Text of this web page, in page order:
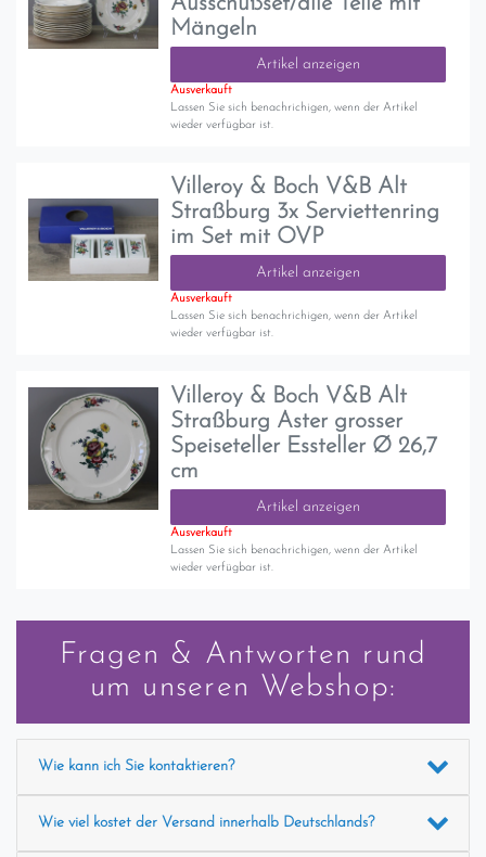
Mängeln
Artikel anzeigen
Ausverkauft
Lassen Sie sich benachrichigen, wenn der Artikel
wieder verfügbar ist.
Villeroy & Boch V&B Alt
Straßburg 3x Serviettenring
im Set mit OVP
Artikel anzeigen
Ausverkauft
Lassen Sie sich benachrichigen, wenn der Artikel
wieder verfügbar ist.
Villeroy & Boch V&B Alt
Straßburg Aster grosser
Speiseteller Essteller Ø 26,7
cm
Artikel anzeigen
Ausverkauft
Lassen Sie sich benachrichigen, wenn der Artikel
wieder verfügbar ist.
Fragen & Antworten rund
um unseren Webshop:
Wie kann ich Sie kontaktieren?
Wie viel kostet der Versand innerhalb Deutschlands?